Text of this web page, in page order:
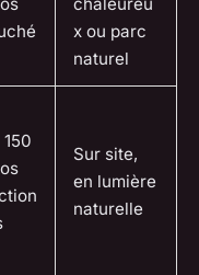
x ou parc
naturel
Sur site,
en lumière
naturelle